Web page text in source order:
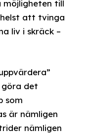
möjligheten till
att tvinga
liv i skräck –
det
som
är nämligen
nämligen